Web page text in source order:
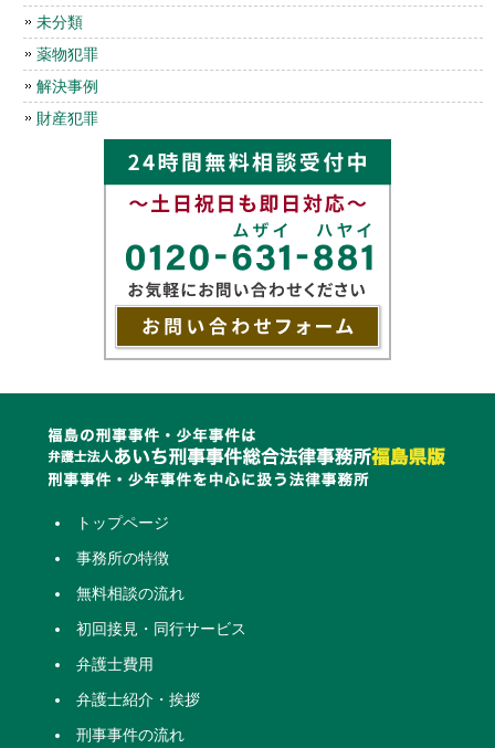
未分類
薬物犯罪
解決事例
財産犯罪
トップページ
事務所の特徴
無料相談の流れ
初回接見・同行サービス
弁護士費用
弁護士紹介・挨拶
刑事事件の流れ